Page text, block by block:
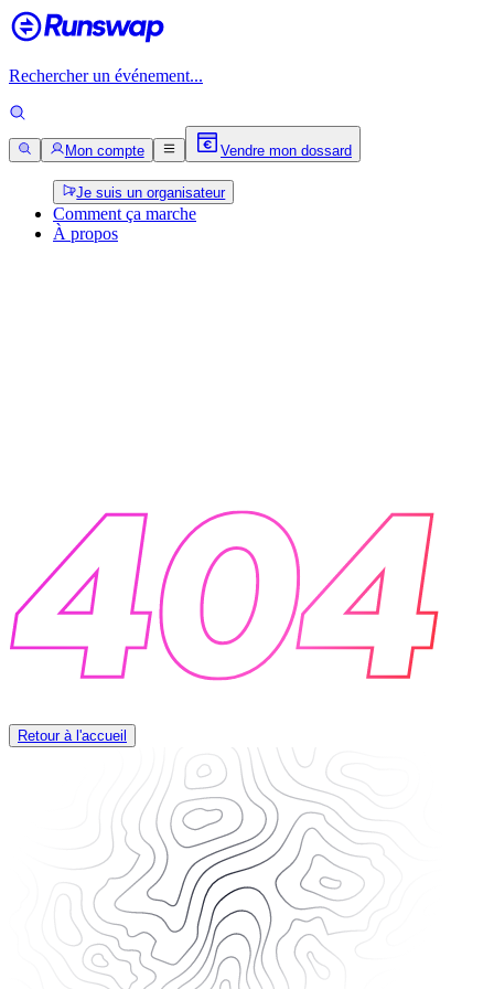
Rechercher un événement...
Mon compte Vendre mon dossard
Je suis un organisateur
Comment ça marche
À propos
Retour à l'accueil